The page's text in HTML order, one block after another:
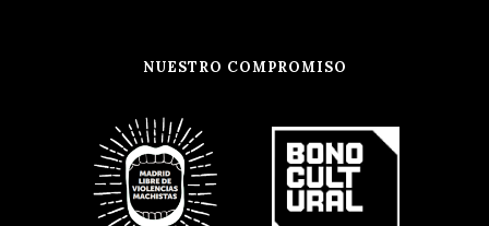
NUESTRO COMPROMISO